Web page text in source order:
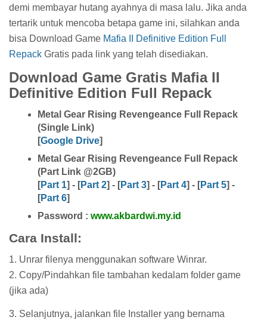
demi membayar hutang ayahnya di masa lalu. Jika anda
tertarik untuk mencoba betapa game ini, silahkan anda
bisa Download Game Mafia II Definitive Edition Full
Repack Gratis pada link yang telah disediakan.
Download Game Gratis Mafia II
Definitive Edition Full Repack
Metal Gear Rising Revengeance Full Repack
(Single Link)
[Google Drive]
Metal Gear Rising Revengeance Full Repack
(Part Link @2GB)
[Part 1] - [Part 2] - [Part 3] - [Part 4] - [Part 5] -
[Part 6]
Password : www.akbardwi.my.id
Cara Install:
1. Unrar filenya menggunakan software Winrar.
2. Copy/Pindahkan file tambahan kedalam folder game
(jika ada)
3. Selanjutnya, jalankan file Installer yang bernama